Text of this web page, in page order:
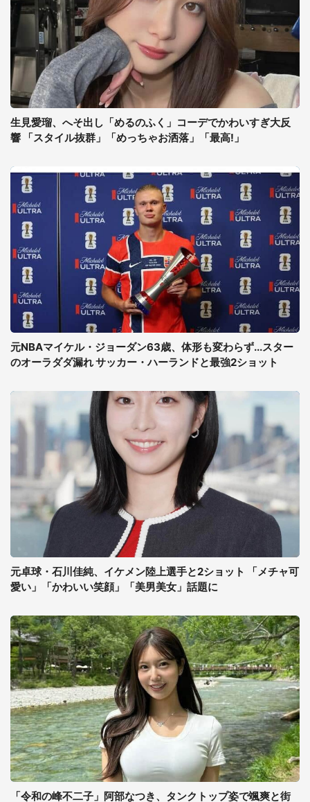
生見愛瑠、へそ出し「めるのふく」コーデでかわいすぎ大反
響 「スタイル抜群」「めっちゃお洒落」「最高!」
元NBAマイケル・ジョーダン63歳、体形も変わらず...スター
のオーラダダ漏れ サッカー・ハーランドと最強2ショット
元卓球・石川佳純、イケメン陸上選手と2ショット 「メチャ可
愛い」「かわいい笑顔」「美男美女」話題に
「令和の峰不二子」阿部なつき、タンクトップ姿で颯爽と街